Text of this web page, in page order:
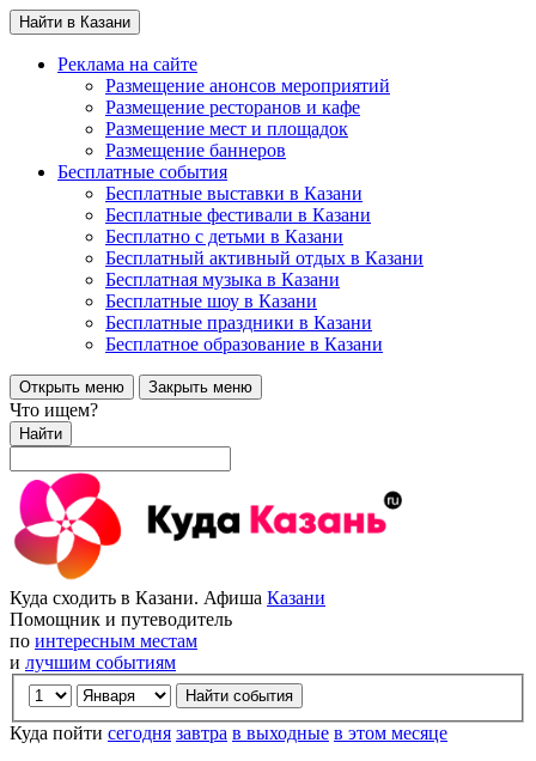
Найти в Казани
Реклама на сайте
Размещение анонсов мероприятий
Размещение ресторанов и кафе
Размещение мест и площадок
Размещение баннеров
Бесплатные события
Бесплатные выставки в Казани
Бесплатные фестивали в Казани
Бесплатно с детьми в Казани
Бесплатный активный отдых в Казани
Бесплатная музыка в Казани
Бесплатные шоу в Казани
Бесплатные праздники в Казани
Бесплатное образование в Казани
Открыть меню Закрыть меню
Что ищем?
Найти
Куда сходить в Казани. Афиша Казани
Помощник и путеводитель
по интересным местам
и лучшим событиям
Куда пойти сегодня завтра в выходные в этом месяце